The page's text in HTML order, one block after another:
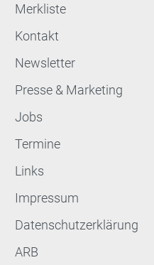
Merkliste
Kontakt
Newsletter
Presse & Marketing
Jobs
Termine
Links
Impressum
Datenschutzerklärung
ARB